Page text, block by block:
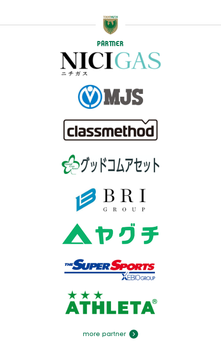
PARTNER
more partner